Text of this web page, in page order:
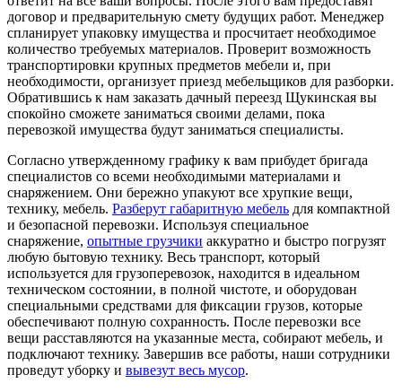
договор и предварительную смету будущих работ. Менеджер
спланирует упаковку имущества и просчитает необходимое
количество требуемых материалов. Проверит возможность
транспортировки крупных предметов мебели и, при
необходимости, организует приезд мебельщиков для разборки.
Обратившись к нам заказать дачный переезд Щукинская вы
спокойно сможете заниматься своими делами, пока
перевозкой имущества будут заниматься специалисты.
Согласно утвержденному графику к вам прибудет бригада
специалистов со всеми необходимыми материалами и
снаряжением. Они бережно упакуют все хрупкие вещи,
технику, мебель. Разберут габаритную мебель для компактной
и безопасной перевозки. Используя специальное
снаряжение, опытные грузчики аккуратно и быстро погрузят
любую бытовую технику. Весь транспорт, который
используется для грузоперевозок, находится в идеальном
техническом состоянии, в полной чистоте, и оборудован
специальными средствами для фиксации грузов, которые
обеспечивают полную сохранность. После перевозки все
вещи расставляются на указанные места, собирают мебель, и
подключают технику. Завершив все работы, наши сотрудники
проведут уборку и вывезут весь мусор.